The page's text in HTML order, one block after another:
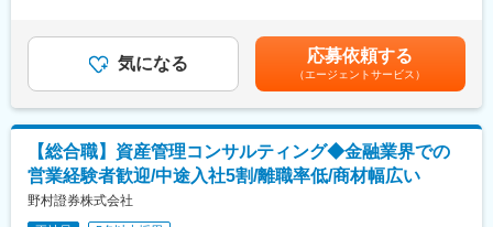
野村グループのビジネスの拡大をめざす中で、その中核を担う業
務です。当社は業界のリーディングカンパニーであり、圧倒的な
実績と信頼を強みとしています。1925年の創立以来、常にお客様
と歩み続けてきた膨大な知見、グローバルに渡る卓越したリサー
チ力と日本の金融市場を牽引してきた野村グループの有する豊富
なリソースを活かし、「長い時間軸」 かつ「金融・非金融を問わ
ない幅広いアプローチ」で付加価値の高いコンサルティングビジ
ネスを実現しています。
変更の範囲：会社の定める業務
<ウェルスマネジメント>
富裕層のお客様(個人・法人)におけるバランスシート全体を捉えた
資産の管理、運用、保全などを含めた問題解決型コンサルティン
グをお任せします。資産運用、ポートフォリオ管理、資産承継、
事業承継、不動産、ローンなど、幅広い金融スキルが求められま
す。また、それぞれの地域属性を十分に把握し、地域に密着した
エリア・マーケティングを実践するとともに、野村證券の有する
あらゆる金融サービス機能を駆使して、新たな金融ビジネスの創
出に取り組んでいただきます。
は固定手当を含めた表記です。
気になる 応募依頼する
（エージェントサービス）
【総合職】資産管理コンサルティング◆金融業界での
営業経験者歓迎/中途入社5割/離職率低/商材幅広い
野村證券株式会社